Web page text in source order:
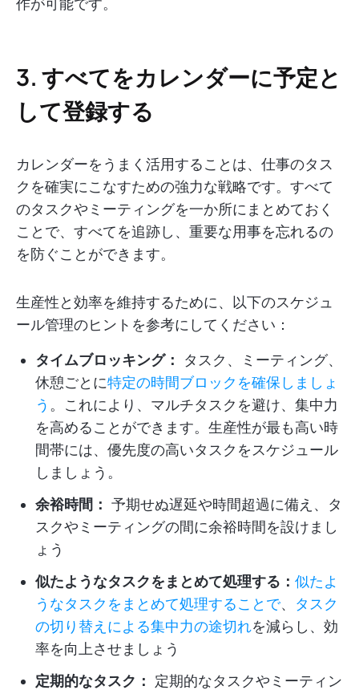
作が可能です。
3. すべてをカレンダーに予定と
して登録する
カレンダーをうまく活用することは、仕事のタス
クを確実にこなすための強力な戦略です。すべて
のタスクやミーティングを一か所にまとめておく
ことで、すべてを追跡し、重要な用事を忘れるの
を防ぐことができます。
生産性と効率を維持するために、以下のスケジュ
ール管理のヒントを参考にしてください：
タイムブロッキング：
タスク、ミーティング、
休憩ごとに特定の時間ブロックを確保しましょ
う 。これにより、マルチタスクを避け、集中力
を高めることができます。生産性が最も高い時
間帯には、優先度の高いタスクをスケジュール
しましょう。
余裕時間： 予期せぬ遅延や時間超過に備え、タ
スクやミーティングの間に余裕時間を設けまし
ょう
似たようなタスクをまとめて処理する： 似たよ
うなタスクをまとめて処理することで、 タスク
の切り替えによる集中力の途切れを減らし、効
率を向上させましょう
定期的なタスク：
定期的なタスクやミーティン